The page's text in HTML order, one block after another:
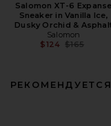
Salomon XT-6 Expanse
Sneaker in Vanilla Ice,
Dusky Orchid &
Salomon
$124
Previous
$165